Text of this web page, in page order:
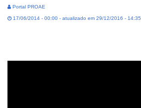
Portal PROAE
17/06/2014 - 00:00 - atualizado em 29/12/2016 - 14:35